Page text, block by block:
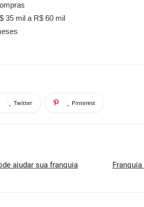
35 mil a R$ 60 mil
Twitter Pinterest
ajudar sua franquia